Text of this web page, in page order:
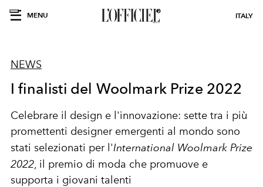
MENU ITALY
NEWS
I finalisti del Woolmark Prize 2022
Celebrare il design e l'innovazione: sette tra i più
promettenti designer emergenti al mondo sono
stati selezionati per l'International Woolmark Prize
2022, il premio di moda che promuove e
supporta i giovani talenti